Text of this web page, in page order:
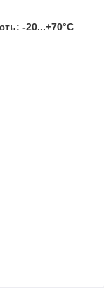
-20...+70°С